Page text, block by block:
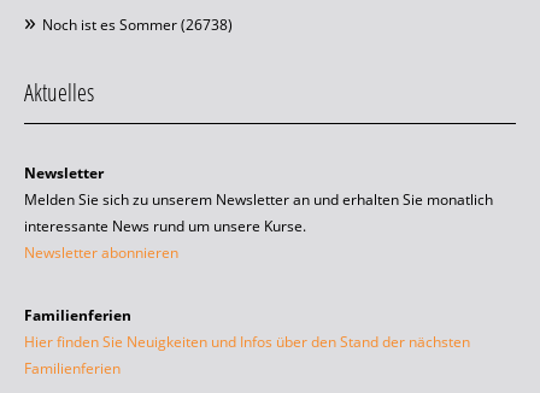
Noch ist es Sommer (26738)
Aktuelles
Newsletter
Melden Sie sich zu unserem Newsletter an und erhalten Sie monatlich
interessante News rund um unsere Kurse.
Newsletter abonnieren
Familienferien
Hier finden Sie Neuigkeiten und Infos über den Stand der nächsten
Familienferien